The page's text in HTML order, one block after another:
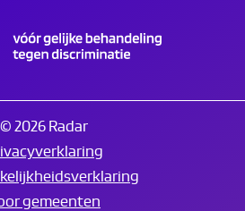
© 2026 Radar
gemeenten